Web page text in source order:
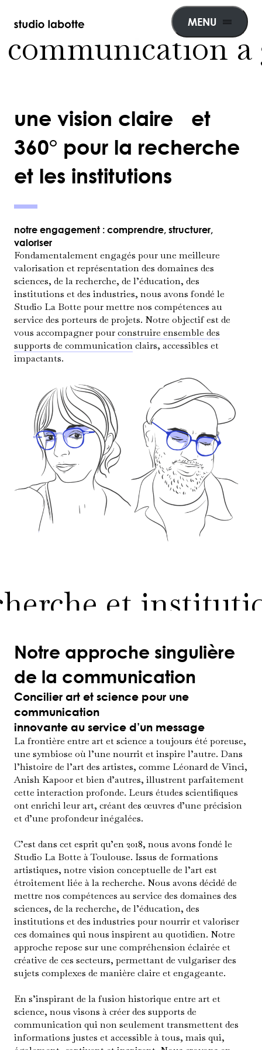
MENU
à
une vision claire et
360° pour la recherche
et les institutions
notre engagement : comprendre, structurer,
valoriser
Fondamentalement engagés pour une meilleure
valorisation et représentation des domaines des
sciences, de la recherche, de l’éducation, des
institutions et des industries, nous avons fondé le
Studio La Botte pour mettre nos compétences au
service des porteurs de projets. Notre objectif est de
vous accompagner pourconstruire ensemble des
supports de communicationclairs, accessibles et
impactants.
et
Notre approche singulière
de la communication
Concilier art et science pour une
communication
innovante au service d’un message
La frontière entre art et science a toujours été poreuse,
une symbiose où l’une nourrit et inspire l’autre. Dans
l’histoire de l’art des artistes, comme Léonard de Vinci,
Anish Kapoor et bien d’autres, illustrent parfaitement
cette interaction profonde. Leurs études scientifiques
ont enrichi leur art, créant des œuvres d’une précision
et d’une profondeur inégalées.
C’est dans cet esprit qu’en 2018, nous avons fondé le
Studio La Botte à Toulouse. Issus de formations
artistiques, notre vision conceptuelle de l’art est
étroitement liée à la recherche. Nous avons décidé de
mettre nos compétences au service des domaines des
sciences, de la recherche, de l’éducation, des
institutions et des industries pour nourrir et valoriser
ces domaines qui nous inspirent au quotidien. Notre
approche repose sur une compréhension éclairée et
créative de ces secteurs, permettant de vulgariser des
sujets complexes de manière claire et engageante.
En s’inspirant de la fusion historique entre art et
science, nous visons à créer des supports de
communication qui non seulement transmettent des
informations justes et accessible à tous, mais qui,